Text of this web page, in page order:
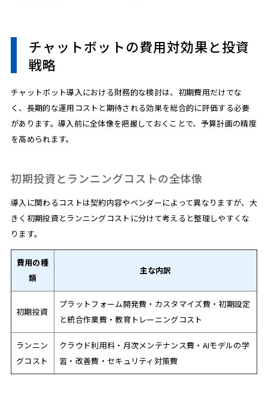
チャットボットの費用対効果と投資
戦略
チャットボット導入における財務的な検討は、初期費用だけでな
く、長期的な運用コストと期待される効果を総合的に評価する必要
があります。導入前に全体像を把握しておくことで、予算計画の精度
を高められます。
初期投資とランニングコストの全体像
導入に関わるコストは契約内容やベンダーによって異なりますが、大
きく初期投資とランニングコストに分けて考えると整理しやすくな
ります。
費用の種
類
主な内訳
初期投資
プラットフォーム開発費・カスタマイズ費・初期設定
と統合作業費・教育トレーニングコスト
ランニン
グコスト
クラウド利用料・月次メンテナンス費・AIモデルの学
習・改善費・セキュリティ対策費